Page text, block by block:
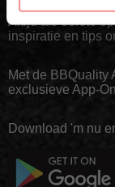
Altijd als eerste
inspiratie en tips
Met de BBQuality
exclusieve App-
Download 'm nu